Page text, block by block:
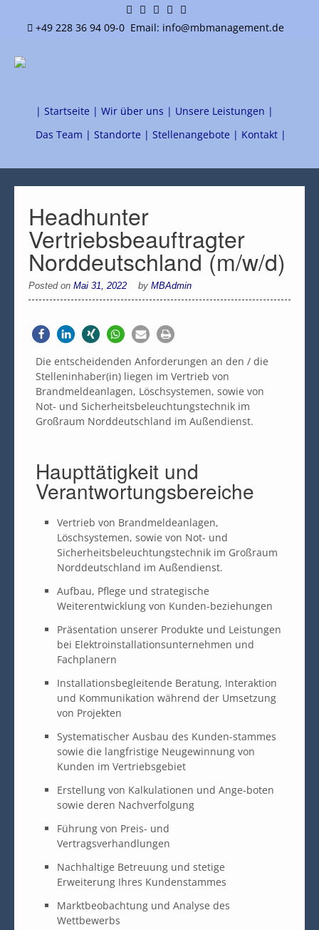
+49 228 36 94 09-0 Email: info@mbmanagement.de
| Startseite | Wir über uns | Unsere Leistungen |
Das Team | Standorte | Stellenangebote | Kontakt |
Headhunter
Vertriebsbeauftragter
Norddeutschland (m/w/d)
Posted on Mai 31, 2022 by MBAdmin
Die entscheidenden Anforderungen an den / die
Stelleninhaber(in) liegen im Vertrieb von
Brandmeldeanlagen, Löschsystemen, sowie von
Not- und Sicherheitsbeleuchtungstechnik im
Großraum Norddeutschland im Außendienst.
Haupttätigkeit und
Verantwortungsbereiche
Vertrieb von Brandmeldeanlagen,
Löschsystemen, sowie von Not- und
Sicherheitsbeleuchtungstechnik im Großraum
Norddeutschland im Außendienst.
Aufbau, Pflege und strategische
Weiterentwicklung von Kunden-beziehungen
Präsentation unserer Produkte und Leistungen
bei Elektroinstallationsunternehmen und
Fachplanern
Installationsbegleitende Beratung, Interaktion
und Kommunikation während der Umsetzung
von Projekten
Systematischer Ausbau des Kunden-stammes
sowie die langfristige Neugewinnung von
Kunden im Vertriebsgebiet
Erstellung von Kalkulationen und Ange-boten
sowie deren Nachverfolgung
Führung von Preis- und
Vertragsverhandlungen
Nachhaltige Betreuung und stetige
Erweiterung Ihres Kundenstammes
Marktbeobachtung und Analyse des
Wettbewerbs